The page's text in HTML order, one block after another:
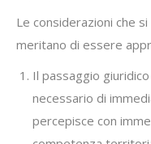
Le considerazioni che
meritano di essere
Il passaggio
necessario di
percepisce con